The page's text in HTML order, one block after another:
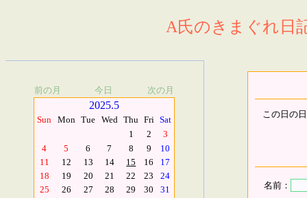
A氏のきまぐれ日
前の月 今日 次の月
2025.5
Sun Mon Tue Wed Thu Fri Sat
1
2
3
4
5 6 7 8 9
10
11
12 13 14 15 16
17
18
19 20 21 22 23
24
25
26 27 28 29 30 31
この日の
名前：